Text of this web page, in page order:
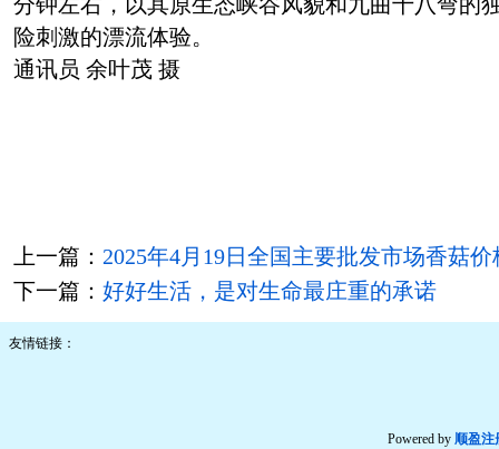
分钟左右，以其原生态峡谷风貌和九曲十八弯的
险刺激的漂流体验。
通讯员 余叶茂 摄
上一篇： 2025年4月19日全国主要批发市场香菇价
下一篇： 好好生活，是对生命最庄重的承诺
友情链接：
Powered by 顺盈注